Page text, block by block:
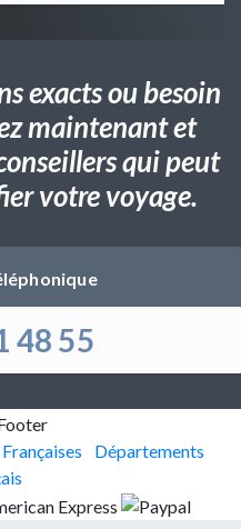
exacts ou besoin
maintenant et
qui peut
votre voyage.
48 55
Départements